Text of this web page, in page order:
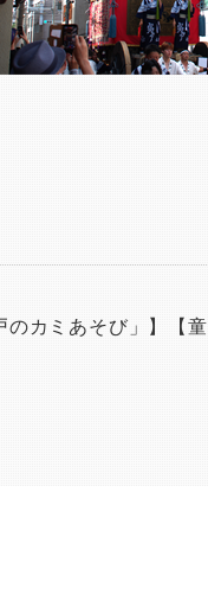
のカミあそび」】【童